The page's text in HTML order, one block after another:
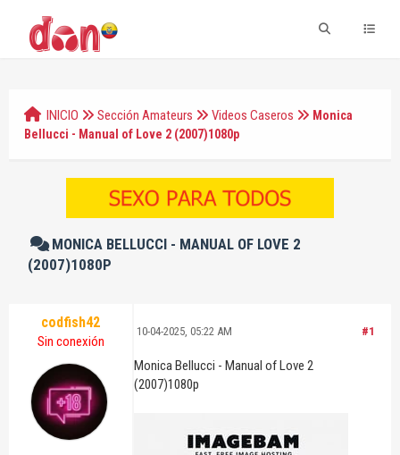
INICIO Sección Amateurs Videos Caseros
Monica
Bellucci - Manual of Love 2 (2007)1080p
MONICA BELLUCCI - MANUAL OF LOVE 2
(2007)1080P
codfish42
Sin conexión
#1
10-04-2025, 05:22 AM
Monica Bellucci - Manual of Love 2
(2007)1080p